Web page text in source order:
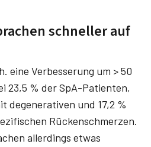
schneller auf
eine Verbesserung um > 50
23,5 % der SpA-Patienten,
degenerativen und 17,2 %
Rückenschmerzen.
allerdings etwas